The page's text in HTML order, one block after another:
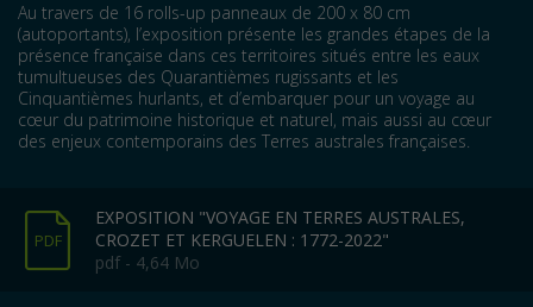
Au travers de 16 rolls-up panneaux de 200 x 80 cm
(autoportants), l’exposition présente les grandes étapes de la
présence française dans ces territoires situés entre les eaux
tumultueuses des Quarantièmes rugissants et les
Cinquantièmes hurlants, et d’embarquer pour un voyage au
cœur du patrimoine historique et naturel, mais aussi au cœur
des enjeux contemporains des Terres australes françaises.
PDF
EXPOSITION "VOYAGE EN TERRES AUSTRALES,
CROZET ET KERGUELEN : 1772-2022"
pdf - 4,64 Mo